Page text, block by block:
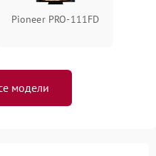
Pioneer PRO-111FD
модели